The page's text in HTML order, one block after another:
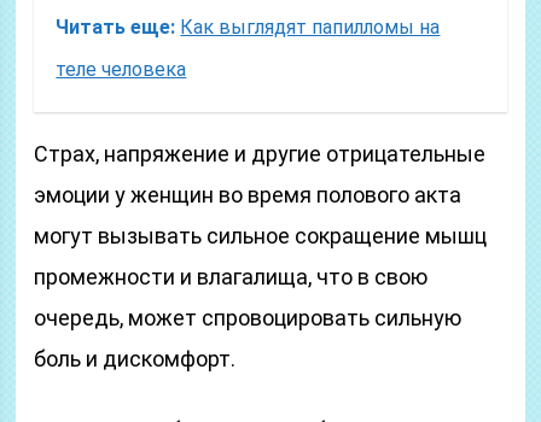
Читать еще: Как выглядят папилломы на
теле человека
Страх, напряжение и другие отрицательные
эмоции у женщин во время полового акта
могут вызывать сильное сокращение мышц
промежности и влагалища, что в свою
очередь, может спровоцировать сильную
боль и дискомфорт.